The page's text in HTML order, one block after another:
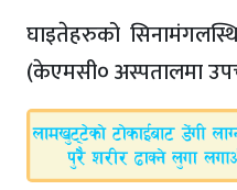
घाइतेहरुको
(केएमसी० अस्पतालमा